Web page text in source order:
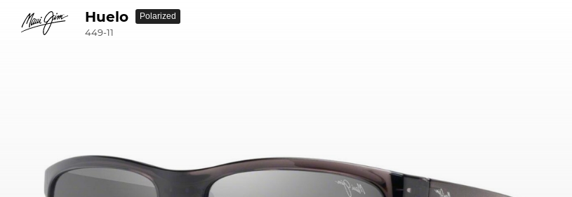
Huelo
449-11
Polarized